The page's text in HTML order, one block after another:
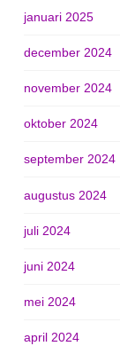
januari 2025
december 2024
november 2024
oktober 2024
september 2024
augustus 2024
juli 2024
juni 2024
mei 2024
april 2024